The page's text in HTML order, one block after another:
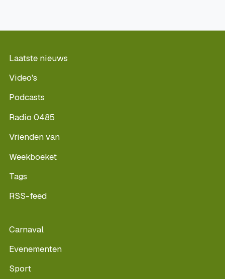
Laatste nieuws
Video's
Podcasts
Radio 0485
Vrienden van
Weekboeket
Tags
RSS-feed
Carnaval
Evenementen
Sport